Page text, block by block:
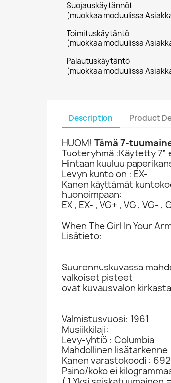
Suojauskäytännöt
(muokkaa moduulissa
Toimituskäytäntö
(muokkaa moduulissa
Palautuskäytäntö
(muokkaa moduulissa
Description Product
HUOM! Tämä 7-
Tuoteryhmä :Käytetty 7”
Hintaan kuuluu
Levyn kunto on : EX-
Kanen käyttämät
huonoimpaan:
EX , EX- , VG+ , VG , VG- ,
When The Girl In Your
Lisätieto:
Suurennuskuvassa
valkoiset pisteet
ovat kuvausvalon
Valmistusvuosi: 1961
Musiikkilaji:
Levy-yhtiö : Columbia
Mahdollinen lisätarkenne
Kanen varastokoodi :
Paino/koko ei